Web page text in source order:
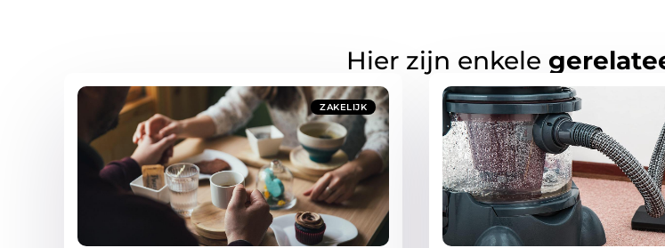
Hier zijn enkele
ZAKELIJK